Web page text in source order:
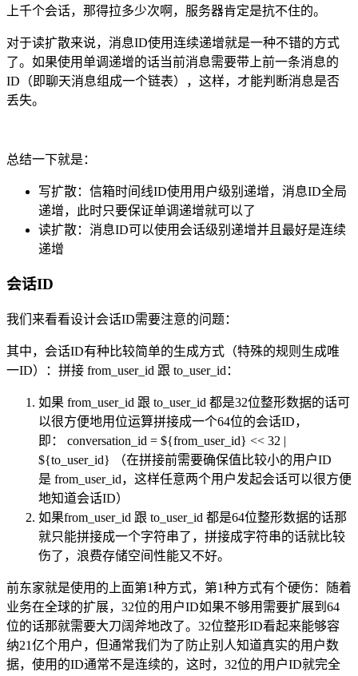
上千个会话，那得拉多少次啊，服务器肯定是抗不住的。
对于读扩散来说，消息ID使用连续递增就是一种不错的方式
了。如果使用单调递增的话当前消息需要带上前一条消息的
ID（即聊天消息组成一个链表），这样，才能判断消息是否
丢失。
总结一下就是：
写扩散：信箱时间线ID使用用户级别递增，消息ID全局
递增，此时只要保证单调递增就可以了
读扩散：消息ID可以使用会话级别递增并且最好是连续
递增
会话ID
我们来看看设计会话ID需要注意的问题：
其中，会话ID有种比较简单的生成方式（特殊的规则生成唯
一ID）：拼接 from_user_id 跟 to_user_id：
如果 from_user_id 跟 to_user_id 都是32位整形数据的话可
以很方便地用位运算拼接成一个64位的会话ID，
即： conversation_id = ${from_user_id} << 32 |
${to_user_id} （在拼接前需要确保值比较小的用户ID
是 from_user_id，这样任意两个用户发起会话可以很方便
地知道会话ID）
如果from_user_id 跟 to_user_id 都是64位整形数据的话那
就只能拼接成一个字符串了，拼接成字符串的话就比较
伤了，浪费存储空间性能又不好。
前东家就是使用的上面第1种方式，第1种方式有个硬伤：随着
业务在全球的扩展，32位的用户ID如果不够用需要扩展到64
位的话那就需要大刀阔斧地改了。32位整形ID看起来能够容
纳21亿个用户，但通常我们为了防止别人知道真实的用户数
据，使用的ID通常不是连续的，这时，32位的用户ID就完全